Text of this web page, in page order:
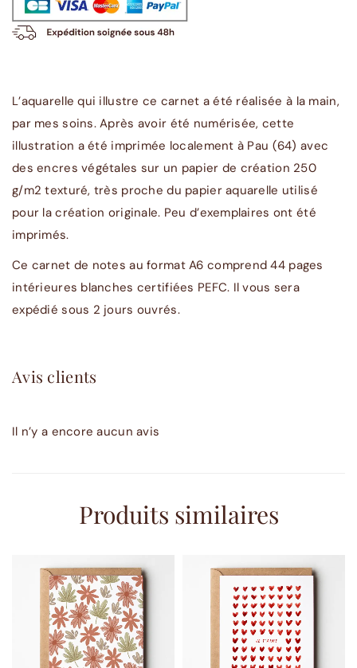
L’aquarelle qui illustre ce carnet a été réalisée à la main,
par mes soins. Après avoir été numérisée, cette
illustration a été imprimée localement à Pau (64) avec
des encres végétales sur un papier de création 250
g/m2 texturé, très proche du papier aquarelle utilisé
pour la création originale. Peu d’exemplaires ont été
imprimés.
Ce carnet de notes au format A6 comprend 44 pages
intérieures blanches certifiées PEFC. Il vous sera
expédié sous 2 jours ouvrés.
Avis clients
Il n’y a encore aucun avis
Produits similaires